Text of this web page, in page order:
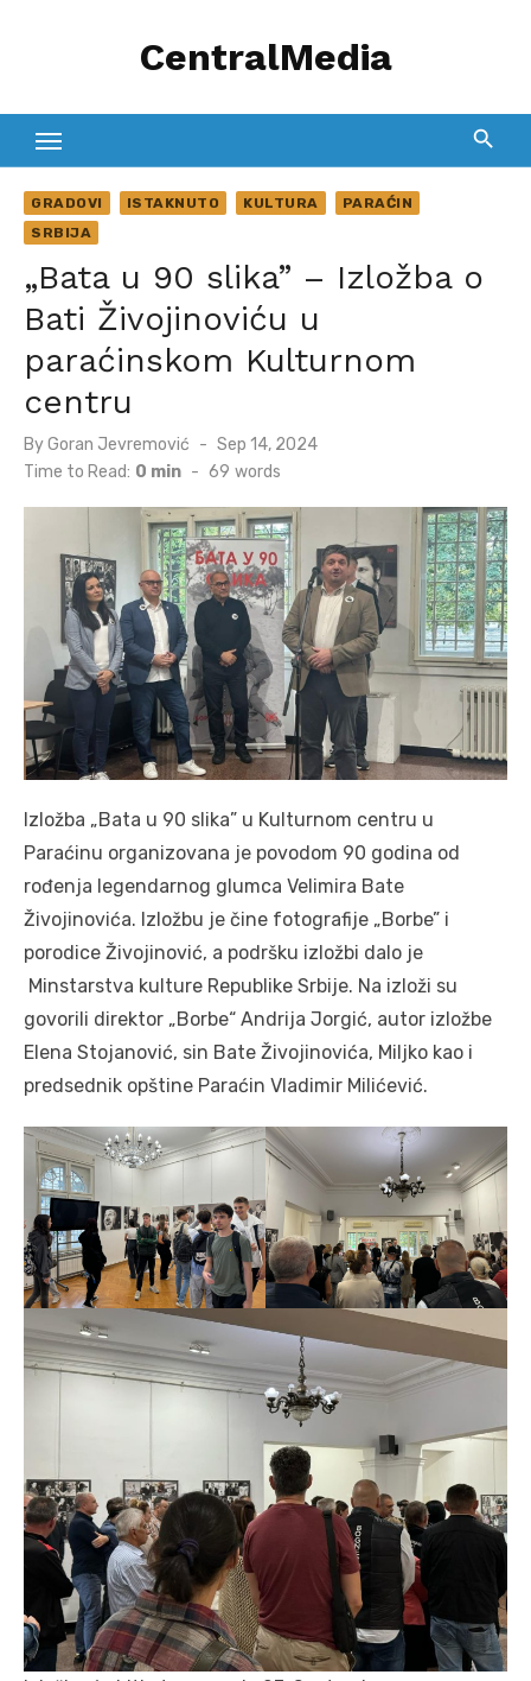
CentralMedia
GRADOVI ISTAKNUTO KULTURA
PARAĆIN
SRBIJA
„Bata u 90 slika” – Izložba o
Bati Živojinoviću u
paraćinskom Kulturnom
centru
ByGoran Jevremović
Posted
on
Sep 14, 2024
Time to Read: 0 min - 69 words
Izložba „Bata u 90 slika” u Kulturnom centru u
Paraćinu organizovana je povodom 90 godina od
rođenja legendarnog glumca Velimira Bate
Živojinovića. Izložbu je čine fotografije „Borbe” i
porodice Živojinović, a podršku izložbi dalo je
Minstarstva kulture Republike Srbije. Na izloži su
govorili direktor „Borbe“ Andrija Jorgić, autor izložbe
Elena Stojanović, sin Bate Živojinovića, Miljko kao i
predsednik opštine Paraćin Vladimir Milićević.